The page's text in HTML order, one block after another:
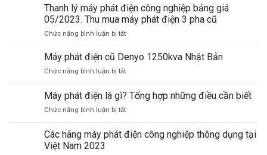
Bán
Máy
Phát
–
Pha
Thanh lý máy phát điện công nghiệp bảng giá
05/2023. Thu mua máy phát điện 3 pha cũ
Chức năng bình luận bị tắt
lý
máy
công
05/2023.
Máy phát điện cũ Denyo 1250kva Nhật Bản
Chức năng bình luận bị tắt
phát
điện
1250kva
Nhật
Máy phát điện là gì? Tổng hợp những điều cần biết
Chức năng bình luận bị tắt
phát
điện
Các hãng máy phát điện công nghiệp thông dụng tại
Việt Nam 2023